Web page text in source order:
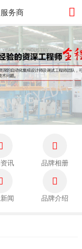
务商 
讯

品牌相册
闻

品牌介绍